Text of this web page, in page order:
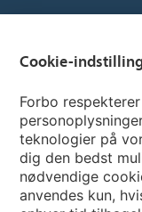
My Forbo
Nuway entrance
Cookie-
Forbo
teknologier på
dig den bedst
nødvendige
anvendes kun,